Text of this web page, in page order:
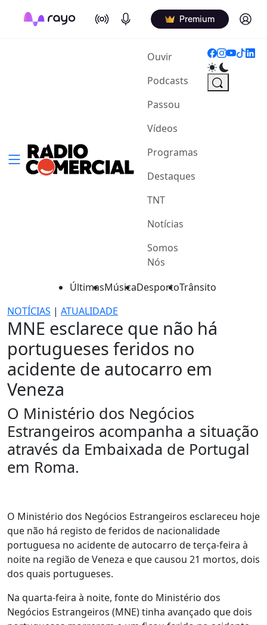
On Air Podcasts Premium Log in
Ouvir(current)
Podcasts
Passou
Vídeos
Programas
Destaques
TNT
Notícias
Somos
Nós
ÚltimasMúsicaDesportoTrânsito
NOTÍCIAS | ATUALIDADE
MNE esclarece que não há
portugueses feridos no
acidente de autocarro em
Veneza
O Ministério dos Negócios
Estrangeiros acompanha a situação
através da Embaixada de Portugal
em Roma.
O Ministério dos Negócios Estrangeiros esclareceu hoje
que não há registo de feridos de nacionalidade
portuguesa no acidente de autocarro de terça-feira à
noite na região de Veneza e que causou 21 mortos, dois
dos quais portugueses.
Na quarta-feira à noite, fonte do Ministério dos
Negócios Estrangeiros (MNE) tinha avançado que dois